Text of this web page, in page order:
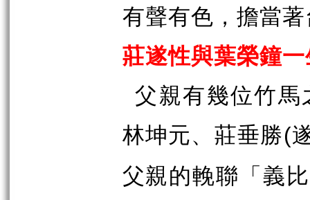
有聲有色，擔當
莊遂性與葉榮鐘
父親有幾位竹
林坤元、莊垂勝(
父親的輓聯「義